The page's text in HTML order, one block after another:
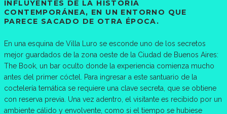
INFLUYENTES DE LA HISTORIA
CONTEMPORÁNEA, EN UN ENTORNO QUE
PARECE SACADO DE OTRA ÉPOCA.
En una esquina de Villa Luro se esconde uno de los secretos
mejor guardados de la zona oeste de la Ciudad de Buenos Aires:
The Book, un bar oculto donde la experiencia comienza mucho
antes del primer cóctel. Para ingresar a este santuario de la
coctelería temática se requiere una clave secreta, que se obtiene
con reserva previa. Una vez adentro, el visitante es recibido por un
ambiente cálido y envolvente, como si el tiempo se hubiese